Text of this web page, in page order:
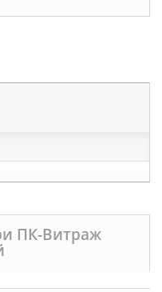
ПК-Витраж